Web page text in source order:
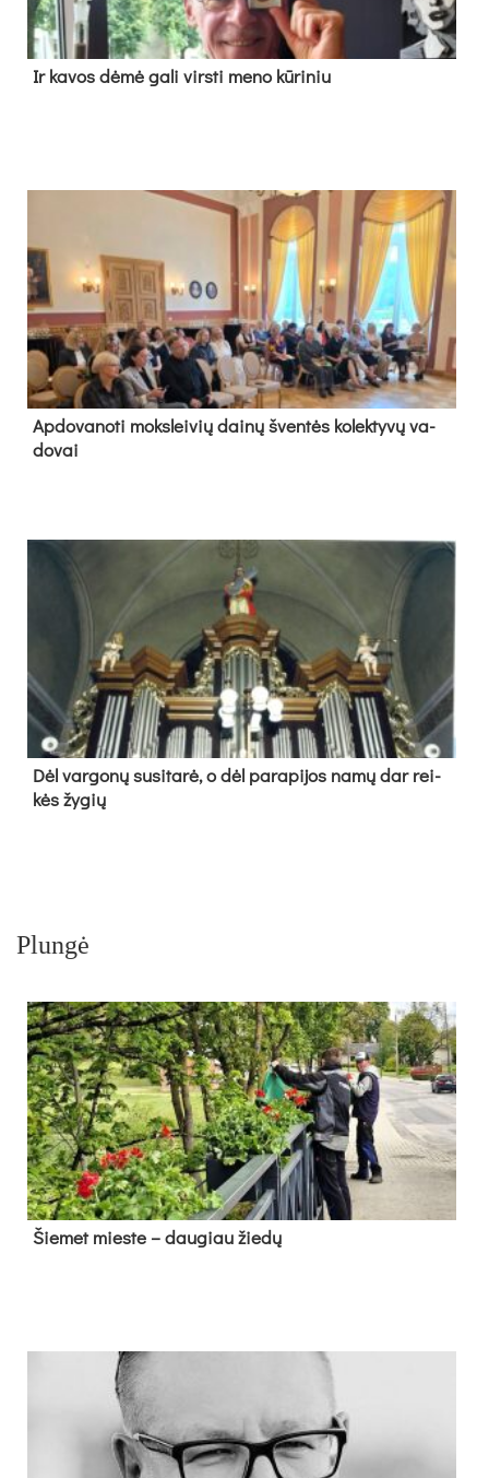
Ir ka­vos dė­mė ga­li virs­ti me­no kū­ri­niu
Ap­do­va­no­ti moks­lei­vių dai­nų šven­tės ko­lek­ty­vų va­
do­vai
Dėl var­go­nų su­si­ta­rė, o dėl pa­ra­pi­jos na­mų dar rei­
kės žy­gių
Plungė
Šie­met mies­te – dau­giau žie­dų